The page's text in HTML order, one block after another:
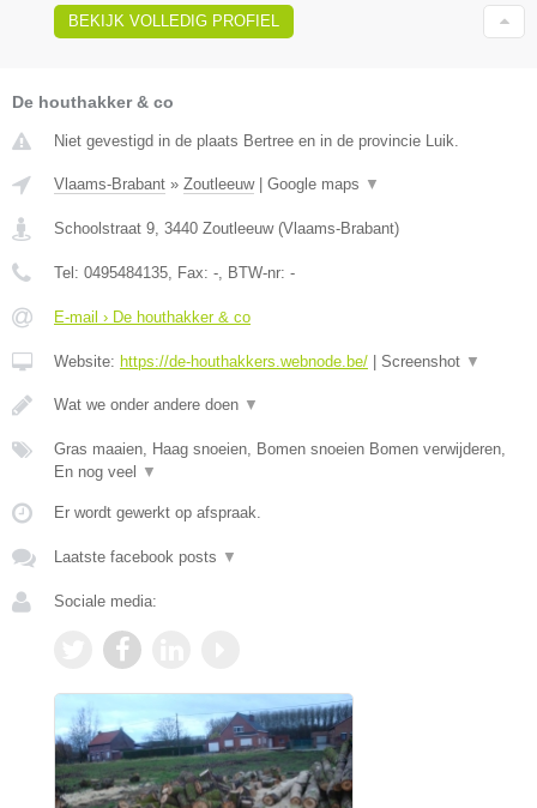
BEKIJK VOLLEDIG PROFIEL
De houthakker & co
Niet gevestigd in de plaats Bertree en in de provincie Luik.
Vlaams-Brabant » Zoutleeuw| Google maps ▼
Schoolstraat 9, 3440 Zoutleeuw(Vlaams-Brabant)
Tel: 0495484135, Fax: -, BTW-nr: -
E-mail › De houthakker & co
Website: https://de-houthakkers.webnode.be/ Screenshot ▼
Wat we onder andere doen ▼
Gras maaien, Haag snoeien, Bomen snoeien Bomen verwijderen,
En nog veel
▼
Er wordt gewerkt op afspraak.
Laatste facebook posts ▼
Sociale media: